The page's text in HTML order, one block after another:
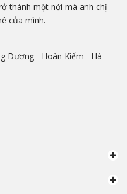
thành một nới mà anh chị
của mình.
Dương - Hoàn Kiếm - Hà